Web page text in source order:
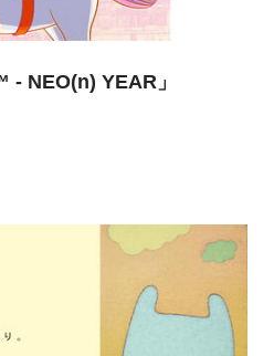
NEO(n) YEAR」